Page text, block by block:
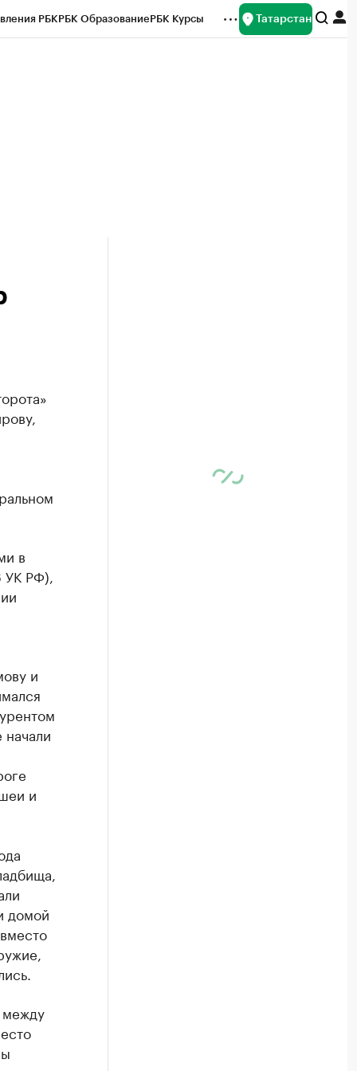
РБКРБК ОбразованиеРБК Курсы Татарстан
в
УК РФ),
и
начали
и
домой
между